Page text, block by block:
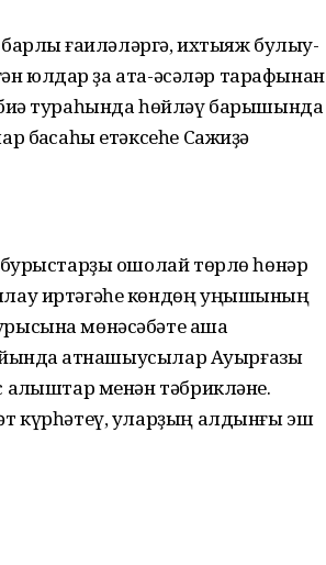
ғаиләләргә, ихтыяж булыу-
юлдар ҙа ата-әсәләр тарафынан
тураһында һөйләү барышында
баҡсаһы етәксеһе Сажиҙә
ошолай төрлө һөнәр
иртәгәһе көндөң уңышының
мөнәсәбәте аша
ҡатнашыусылар Ауырғазы
менән тәбрикләне.
күрһәтеү, уларҙың алдынғы эш